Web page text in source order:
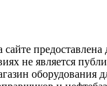
предоставлена
не является